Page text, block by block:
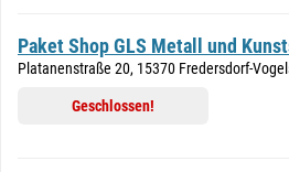
Paket Shop GLS Metall und
Platanenstraße 20, 15370 Fredersdorf-
Geschlossen!